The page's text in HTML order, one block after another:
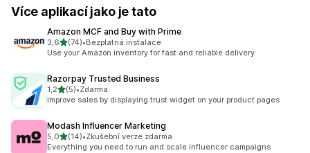
Více aplikací jako je tato
Amazon MCF and Buy with Prime
3,6z 5 hvězd
(74)
Celkový počet recenzí: 74
•Bezplatná instalace
Use your Amazon inventory for fast and reliable delivery
Razorpay Trusted Business
1,2z 5 hvězd
(5)
Celkový počet recenzí: 5
•Zdarma
Improve sales by displaying trust widget on your product pages
Modash Influencer Marketing
5,0z 5 hvězd
(14)
Celkový počet recenzí: 14
•Zkušební verze zdarma
Everything you need to run and scale influencer campaigns